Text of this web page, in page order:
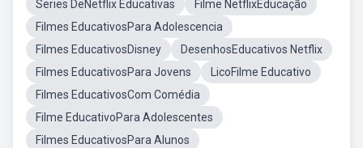
Series DeNetflix Educativas
Filme NetflixEducação
Filmes EducativosPara Adolescencia
Filmes EducativosDisney
DesenhosEducativos Netflix
Filmes EducativosPara Jovens
LicoFilme Educativo
Filmes EducativosCom Comédia
Filme EducativoPara Adolescentes
Filmes EducativosPara Alunos